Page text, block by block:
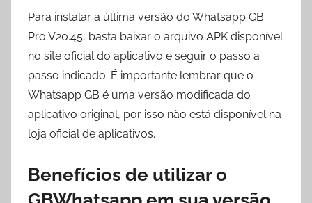
Para instalar a última versão do Whatsapp GB
Pro V20.45, basta baixar o arquivo APK disponível
no site oficial do aplicativo e seguir o passo a
passo indicado. É importante lembrar que o
Whatsapp GB é uma versão modificada do
aplicativo original, por isso não está disponível na
loja oficial de aplicativos.
Benefícios de utilizar o